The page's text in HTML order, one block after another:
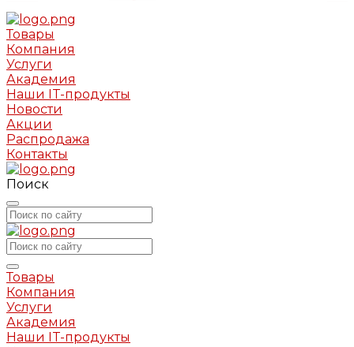
Товары
Компания
Услуги
Академия
Наши IT-продукты
Новости
Акции
Распродажа
Контакты
Поиск
Товары
Компания
Услуги
Академия
Наши IT-продукты